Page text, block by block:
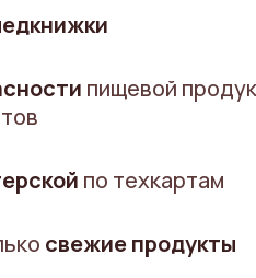
пищевой
по техкартам
свежие продукты